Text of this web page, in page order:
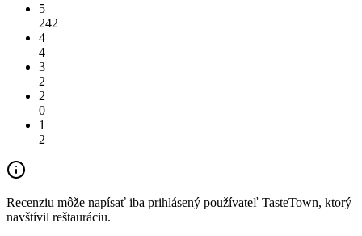
5
242
4
4
3
2
2
0
1
2
Recenziu môže napísať iba prihlásený používateľ TasteTown, ktorý
navštívil reštauráciu.